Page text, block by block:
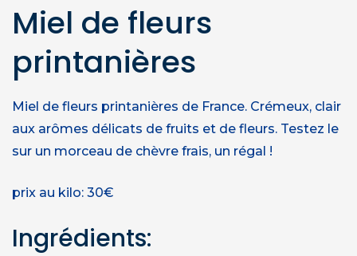
Miel de fleurs
printanières
Miel de fleurs printanières de France. Crémeux, clair
aux arômes délicats de fruits et de fleurs. Testez le
sur un morceau de chèvre frais, un régal !
prix au kilo: 30€
Ingrédients: